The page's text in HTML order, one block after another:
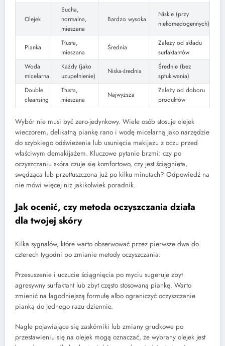
Olejek
Sucha,
normalna,
mieszana
Bardzo wysoka
Niskie (przy
niekomedogennych)
Pianka
Tłusta,
mieszana
Średnia
Zależy od składu
surfaktantów
Woda
micelarna
Każdy (jako
uzupełnienie)
Niska-średnia
Średnie (bez
spłukiwania)
Double
cleansing
Tłusta,
mieszana
Najwyższa
Zależy od doboru
produktów
Wybór nie musi być zero-jedynkowy. Wiele osób stosuje olejek
wieczorem, delikatną piankę rano i wodę micelarną jako narzędzie
do szybkiego odświeżenia lub usunięcia makijażu z oczu przed
właściwym demakijażem. Kluczowe pytanie brzmi: czy po
oczyszczaniu skóra czuje się komfortowo, czy jest ściągnięta,
swędząca lub przetłuszczona już po kilku minutach? Odpowiedź na
nie mówi więcej niż jakikolwiek poradnik.
Jak ocenić, czy metoda oczyszczania działa
dla twojej skóry
Kilka sygnałów, które warto obserwować przez pierwsze dwa do
czterech tygodni po zmianie metody oczyszczania:
Przesuszenie i uczucie ściągnięcia po myciu sugeruje zbyt
agresywny surfaktant lub zbyt często stosowaną piankę. Warto
zmienić na łagodniejszą formułę albo ograniczyć oczyszczanie
pianką do jednego razu dziennie.
Nagle pojawiające się zaskórniki lub zmiany grudkowe po
przestawieniu się na olejek mogą oznaczać, że wybrany olejek jest